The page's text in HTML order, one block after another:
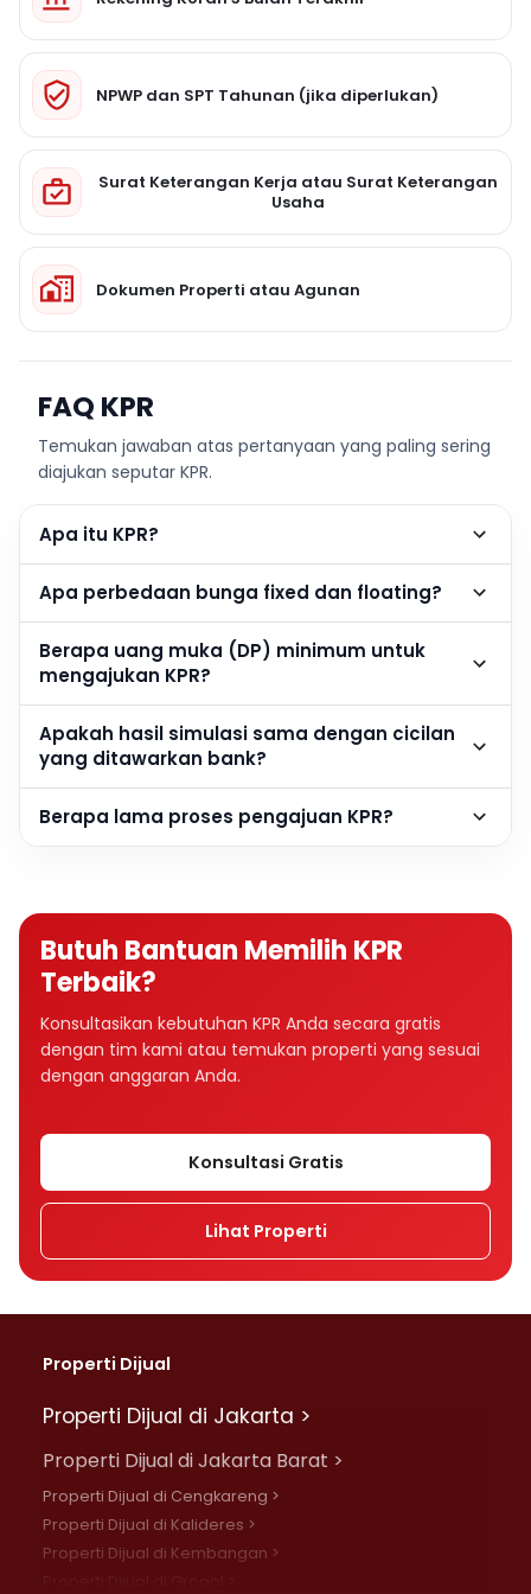
NPWP dan SPT Tahunan (jika diperlukan)
Surat Keterangan Kerja atau Surat Keterangan
Usaha
Dokumen Properti atau Agunan
FAQ KPR
Temukan jawaban atas pertanyaan yang paling sering
diajukan seputar KPR.
Apa itu KPR?
Apa perbedaan bunga fixed dan floating?
Berapa uang muka (DP) minimum untuk
mengajukan KPR?
Apakah hasil simulasi sama dengan cicilan
yang ditawarkan bank?
Berapa lama proses pengajuan KPR?
Butuh Bantuan Memilih KPR
Terbaik?
Konsultasikan kebutuhan KPR Anda secara gratis
dengan tim kami atau temukan properti yang sesuai
dengan anggaran Anda.
Konsultasi Gratis
Lihat Properti
Properti Dijual
Properti Dijual di Jakarta >
Properti Dijual di Jakarta Barat >
Properti Dijual di Cengkareng >
Properti Dijual di Kalideres >
Properti Dijual di Kembangan >